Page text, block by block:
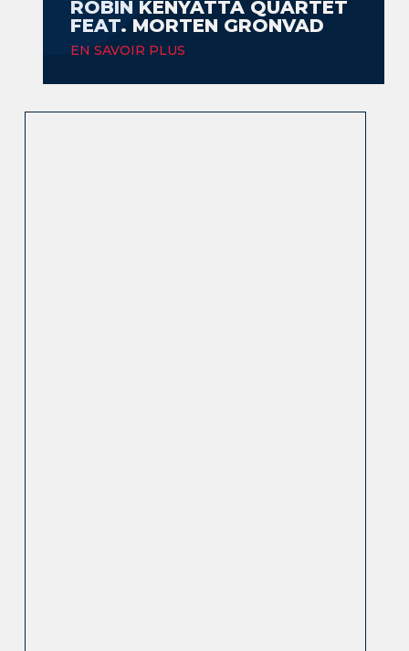
ROBIN KENYATTA QUARTET
FEAT. MORTEN GRONVAD
EN SAVOIR PLUS